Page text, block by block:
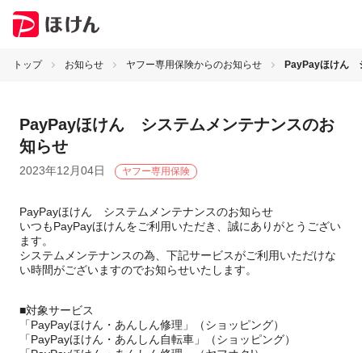
トップ お知らせ ヤフー専用保険からのお知らせ PayPayほけん
PayPayほけん システムメンテナンスのお
知らせ
2023年12月04日 ヤフー専用保険
PayPayほけん システムメンテナンスのお知らせ
いつもPayPayほけんをご利用いただき、誠にありがとうござい
ます。
システムメンテナンスの為、下記サービスがご利用いただけな
い時間がございますのでお知らせいたします。
■対象サービス
「PayPayほけん・あんしん修理」（ショッピング）
「PayPayほけん・あんしん自転車」（ショッピング）